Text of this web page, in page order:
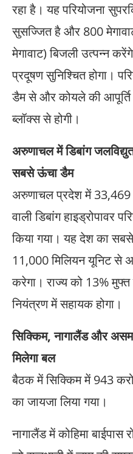
रहा है। यह परियोजना
सुसज्जित है और 800
मेगावाट) बिजली उत्पन्न
प्रदूषण सुनिश्चित होगा।
डैम से और कोयले की आपूर्ति
ब्लॉक्स से होगी।
अरुणाचल में डिबांग
सबसे ऊंचा डैम
अरुणाचल प्रदेश में
वाली डिबांग हाइड्रोपावर
किया गया। यह देश का सबसे
11,000 मिलियन यूनिट से
करेगा। राज्य को 13%
नियंत्रण में सहायक होगा।
सिक्किम, नागालैंड और
मिलेगा बल
बैठक में सिक्किम में 943
का जायजा लिया गया।
नागालैंड में कोहिमा